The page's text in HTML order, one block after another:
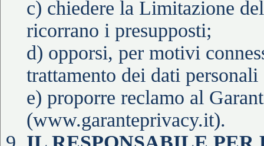
c) chiedere la Limitazione
ricorrano i presupposti;
d) opporsi, per motivi
trattamento dei dati
e) proporre reclamo al
(www.garanteprivacy.it).